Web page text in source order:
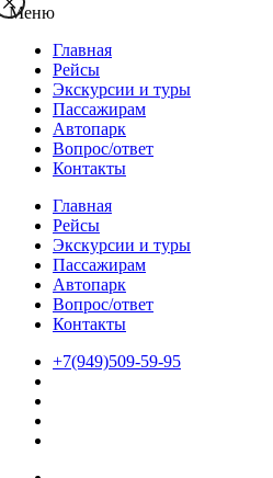
Меню
Главная
Рейсы
Экскурсии и туры
Пассажирам
Автопарк
Вопрос/ответ
Контакты
Главная
Рейсы
Экскурсии и туры
Пассажирам
Автопарк
Вопрос/ответ
Контакты
+7(949)509-59-95